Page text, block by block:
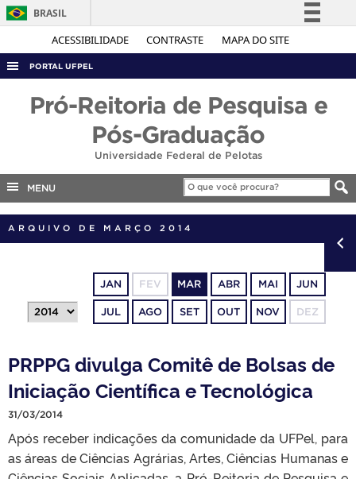
ACESSIBILIDADE CONTRASTE MAPA DO SITE
BRASIL
Simplifique!
Acesso à informação
Legislação
Canais
PORTAL UFPEL
CONCURSOS
EDITAIS
INTERNACIONAL
TELEFONES
Pró-Reitoria de Pesquisa e
Pós-Graduação
Universidade Federal de Pelotas
MENU
ARQUIVO DE MARÇO 2014
JAN FEV MAR ABR MAI JUN
JUL AGO SET OUT NOV DEZ
PRPPG divulga Comitê de Bolsas de
Iniciação Científica e Tecnológica
31/03/2014
Após receber indicações da comunidade da UFPel, para
as áreas de Ciências Agrárias, Artes, Ciências Humanas e